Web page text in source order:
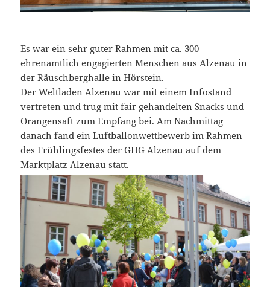
Es war ein sehr guter Rahmen mit ca. 300
ehrenamtlich engagierten Menschen aus Alzenau in
der Räuschberghalle in Hörstein.
Der Weltladen Alzenau war mit einem Infostand
vertreten und trug mit fair gehandelten Snacks und
Orangensaft zum Empfang bei. Am Nachmittag
danach fand ein Luftballonwettbewerb im Rahmen
des Frühlingsfestes der GHG Alzenau auf dem
Marktplatz Alzenau statt.